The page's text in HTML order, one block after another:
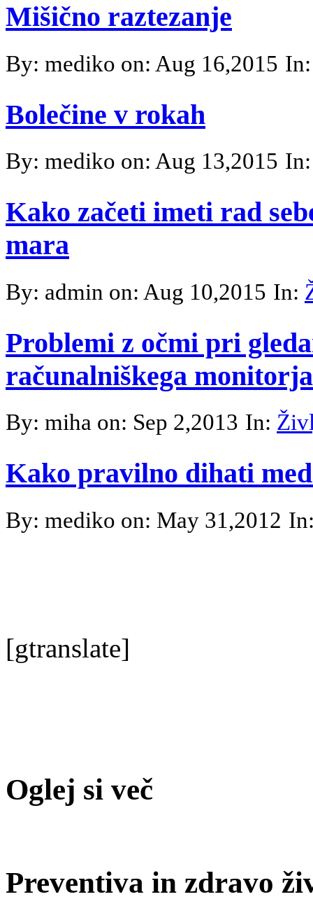
Mišično raztezanje
By: mediko on: Aug 16,2015
Bolečine v rokah
By: mediko on: Aug 13,2015
Kako začeti imeti rad
mara
By: admin on: Aug 10,2015 In:
Problemi z očmi pri
računalniškega monitorja
By: miha on: Sep 2,2013 In:
Kako pravilno dihati
By: mediko on: May 31,2012
[gtranslate]
Oglej si več
Preventiva in zdravo